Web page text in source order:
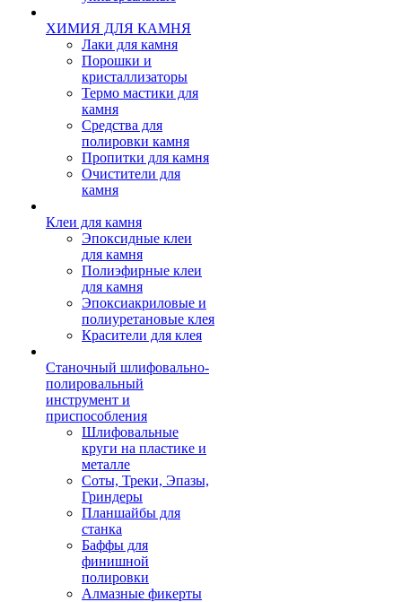
ХИМИЯ ДЛЯ КАМНЯ
Лаки для камня
Порошки и
кристаллизаторы
Термо мастики для
камня
Средства для
полировки камня
Пропитки для камня
Очистители для
камня
Клеи для камня
Эпоксидные клеи
для камня
Полиэфирные клеи
для камня
Эпоксиакриловые и
полиуретановые клея
Красители для клея
Станочный шлифовально-
полировальный
инструмент и
приспособления
Шлифовальные
круги на пластике и
металле
Соты, Треки, Эпазы,
Гриндеры
Планшайбы для
станка
Баффы для
финишной
полировки
Алмазные фикерты